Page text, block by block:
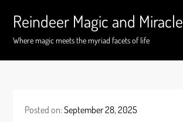
content
Reindeer Magic and
Where magic meets the myriad facets of life
Posted on:September 28, 2025